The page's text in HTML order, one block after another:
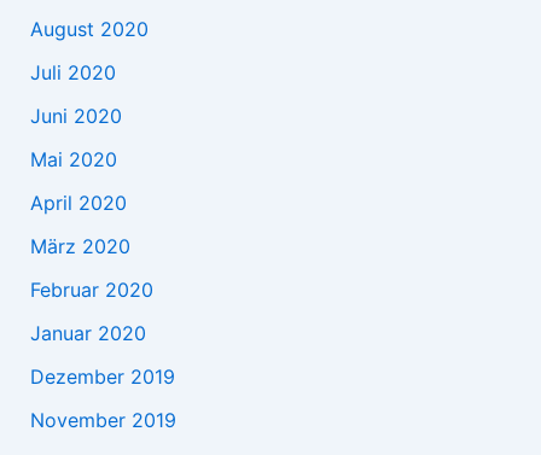
August 2020
Juli 2020
Juni 2020
Mai 2020
April 2020
März 2020
Februar 2020
Januar 2020
Dezember 2019
November 2019